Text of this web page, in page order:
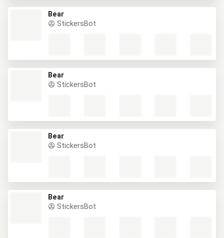
Bear
StickersBot
Bear
StickersBot
Bear
StickersBot
Bear
StickersBot